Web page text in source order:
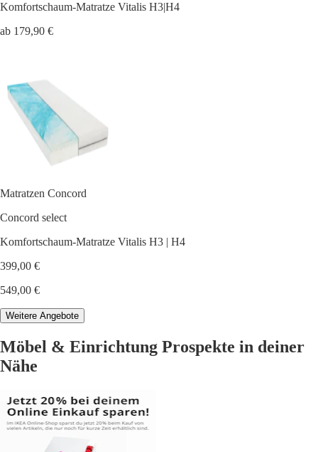
Komfortschaum-Matratze Vitalis H3|H4
ab 179,90 €
Matratzen Concord
Concord select
Komfortschaum-Matratze Vitalis H3 | H4
399,00 €
549,00 €
Weitere Angebote
Möbel & Einrichtung Prospekte in deiner
Nähe